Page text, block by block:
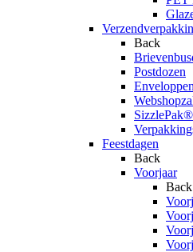
Back
Postdozen
Enveloppen
SizzlePak®
Feestdagen
Back
Voorjaar
Back